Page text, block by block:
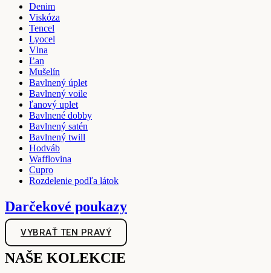
Denim
Viskóza
Tencel
Lyocel
Vlna
Ľan
Mušelín
Bavlnený úplet
Bavlnený voile
ľanový uplet
Bavlnené dobby
Bavlnený satén
Bavlnený twill
Hodváb
Wafflovina
Cupro
Rozdelenie podľa látok
Darčekové poukazy
VYBRAŤ TEN PRAVÝ
NAŠE KOLEKCIE